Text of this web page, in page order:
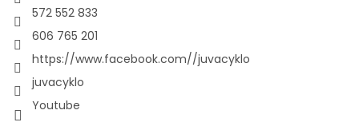
572 552 833
606 765 201
https://www.facebook.com//juvacyklo
juvacyklo
Youtube